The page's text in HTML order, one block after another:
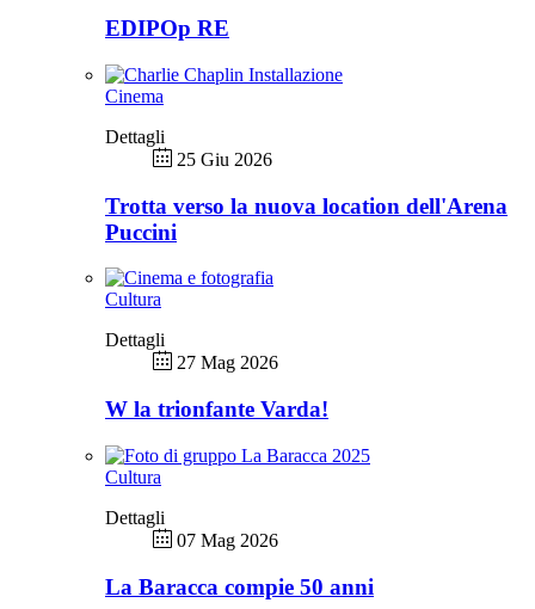
EDIPOp RE
Cinema
Dettagli
25 Giu 2026
Trotta verso la nuova location dell'Arena
Puccini
Cultura
Dettagli
27 Mag 2026
W la trionfante Varda!
Cultura
Dettagli
07 Mag 2026
La Baracca compie 50 anni